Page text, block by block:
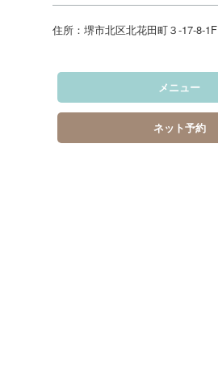
住所：堺市北区北花田町３‐17‐8‐1F
メニュー
ネット予約